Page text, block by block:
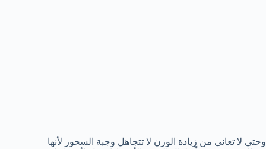
وحتي لا تعاني من زيادة الوزن لا تتجاهل وجبة السحور لأنها